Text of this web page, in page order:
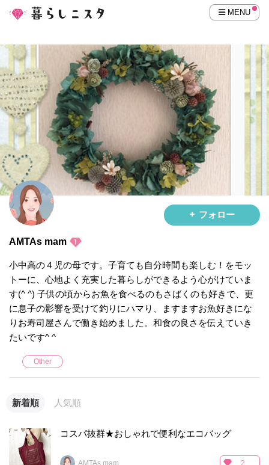
MENU
フォロー
AMTAs mam
小中高の４児の母です。子育ても自分時間も楽しむ！をモッ
トーに、心地よく充実した暮らしができるよう心がけていま
す(^ ^) 子供の頃からお魚を食べるのもさばくのも好きで、更
に息子の影響を受けて釣りにハマり、ますますお魚好きにな
りお寿司屋さんで働き始めました。和食の良さを伝えていき
たいです^ ^
Other
新着順 人気順
コスパ抜群★おしゃれで便利なエコバッグ
AMTAs mam 2